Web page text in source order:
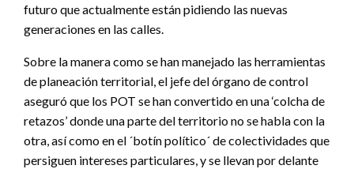
futuro que actualmente están pidiendo las nuevas
generaciones en las calles.
Sobre la manera como se han manejado las herramientas
de planeación territorial, el jefe del órgano de control
aseguró que los POT se han convertido en una ‘colcha de
retazos’ donde una parte del territorio no se habla con la
otra, así como en el ´botín político´ de colectividades que
persiguen intereses particulares, y se llevan por delante